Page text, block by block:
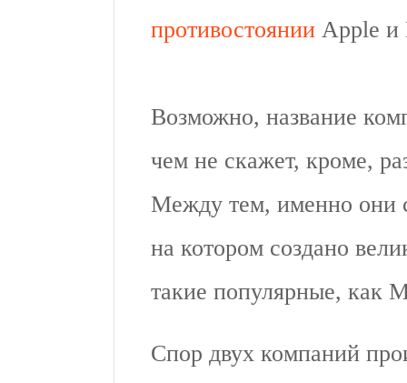
противостоянии Apple и
Возможно, название
чем не скажет, кроме,
Между тем, именно они
на котором создано
такие популярные, как
Спор двух компаний